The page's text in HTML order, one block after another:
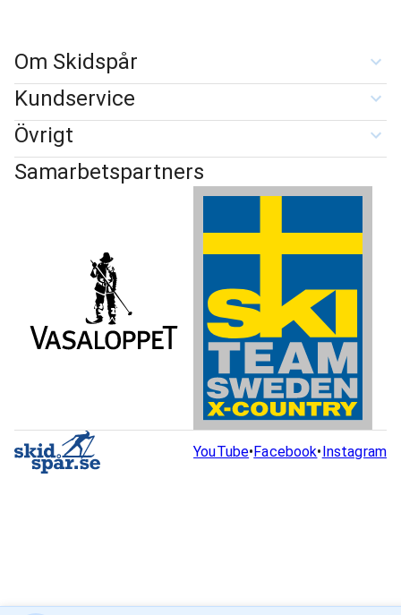
Om Skidspår
Kundservice
Övrigt
Samarbetspartners
YouTube•Facebook•Instagram